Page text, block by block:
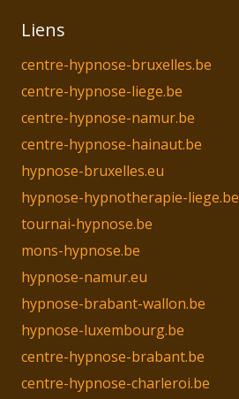
Liens
centre-hypnose-bruxelles.be
centre-hypnose-liege.be
centre-hypnose-namur.be
centre-hypnose-hainaut.be
hypnose-bruxelles.eu
hypnose-hypnotherapie-liege.be
tournai-hypnose.be
mons-hypnose.be
hypnose-namur.eu
hypnose-brabant-wallon.be
hypnose-luxembourg.be
centre-hypnose-brabant.be
centre-hypnose-charleroi.be